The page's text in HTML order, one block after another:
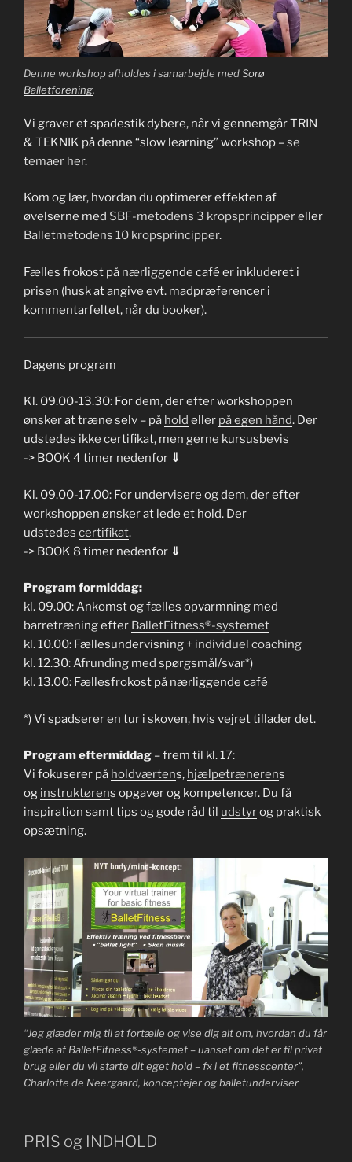
Denne workshop afholdes i samarbejde medSorø
Balletforening.
Vi graver et spadestik dybere, når vi gennemgår TRIN
& TEKNIK på denne “slow learning” workshop –se
temaer her.
Kom og lær, hvordan du optimerer effekten af
øvelserne med SBF-metodens 3 kropsprincippereller
Balletmetodens 10 kropsprincipper.
Fælles frokost på nærliggende café er inkluderet i
prisen (husk at angive evt. madpræferencer i
kommentarfeltet, når du booker).
Dagens program
Kl. 09.00-13.30: For dem, der efter workshoppen
ønsker at træne selv – på hold eller på egen hånd. Der
udstedes ikke certifikat, men gerne kursusbevis
-> BOOK 4 timer nedenfor ⇓
Kl. 09.00-17.00: For undervisere og dem, der efter
workshoppen ønsker at lede et hold. Der
udstedes certifikat.
-> BOOK 8 timer nedenfor ⇓
Program formiddag:
kl. 09.00: Ankomst og fælles opvarmning med
barretræning efter BalletFitness®-systemet
kl. 10.00: Fællesundervisning + individuel coaching
kl. 12.30: Afrunding med spørgsmål/svar*)
kl. 13.00: Fællesfrokost på nærliggende café
*) Vi spadserer en tur i skoven, hvis vejret tillader det.
Program eftermiddag – frem til kl. 17:
Vi fokuserer på holdværtens, hjælpetrænerens
og instruktørens opgaver og kompetencer. Du få
inspiration samt tips og gode råd til udstyrog praktisk
opsætning.
“Jeg glæder mig til at fortælle og vise dig alt om, hvordan du får
glæde af BalletFitness®-systemet – uanset om det er til privat
brug eller du vil starte dit eget hold – fx i et fitnesscenter”,
Charlotte de Neergaard, konceptejer og balletunderviser
PRIS og INDHOLD